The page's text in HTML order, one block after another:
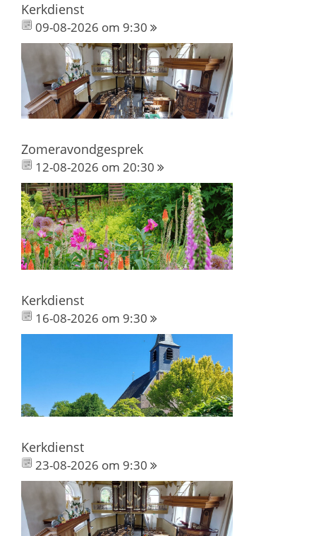
Kerkdienst
09-08-2026 om 9:30
Zomeravondgesprek
12-08-2026 om 20:30
Kerkdienst
16-08-2026 om 9:30
Kerkdienst
23-08-2026 om 9:30